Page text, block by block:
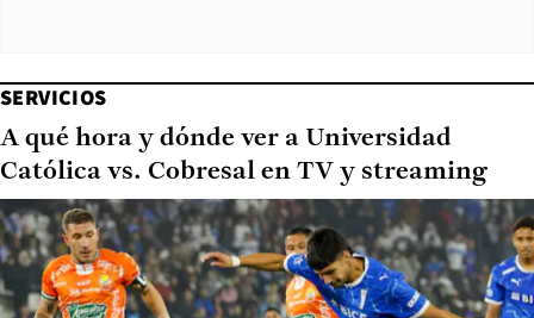
SERVICIOS
A qué hora y dónde ver a Universidad
Católica vs. Cobresal en TV y streaming